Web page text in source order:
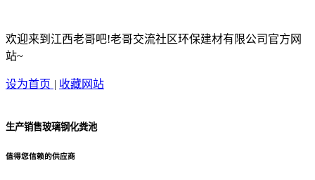
欢迎来到江西老哥吧!老哥交流社区环保建材有限公司官方网
站~
设为首页 | 收藏网站
生产销售玻璃钢化粪池
值得您信赖的供应商